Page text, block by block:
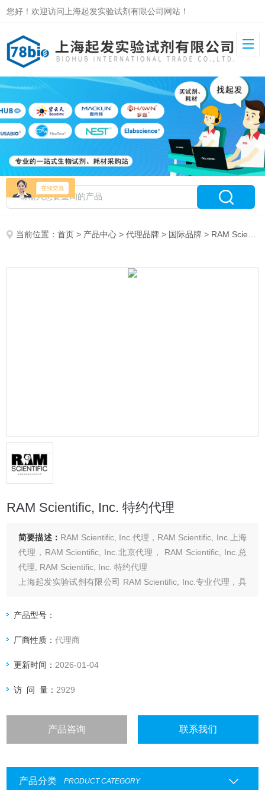
您好！欢迎访问上海起发实验试剂有限公司网站！
当前位置：首页 > 产品中心 >代理品牌 > 国际品牌 > RAM Scientific, Inc. 特约代理
RAM Scientific, Inc. 特约代理
简要描述： RAM Scientific, Inc.代理，RAM Scientific, Inc.上海
代理，RAM Scientific, Inc.北京代理， RAM Scientific, Inc.总
代理, RAM Scientific, Inc. 特约代理
上海起发实验试剂有限公司 RAM Scientific, Inc.专业代理，具
产品型号：
厂商性质：代理商
更新时间： 2026-01-04
访 问 量： 2929
产品咨询 联系我们
产品分类 PRODUCT CATEGORY